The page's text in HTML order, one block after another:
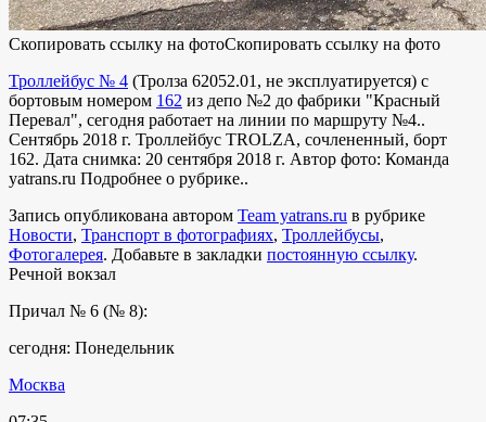
Скопировать ссылку на фотоСкопировать ссылку на фото
Троллейбус № 4 (Тролза 62052.01 , не эксплуатируется) с
бортовым номером 162 из депо №2 до фабрики "Красный
Перевал", сегодня работает на линии по маршруту №4..
Сентябрь 2018 г. Троллейбус TROLZA, сочлененный, борт
162. Дата снимка: 20 сентября 2018 г. Автор фото: Команда
yatrans.ru Подробнее о рубрике..
Запись опубликована автором Team yatrans.ru в рубрике
Новости, Транспорт в фотографиях, Троллейбусы,
Фотогалерея. Добавьте в закладки постоянную ссылку.
Речной вокзал
Причал № 6 (№ 8):
сегодня: Понедельник
Москва